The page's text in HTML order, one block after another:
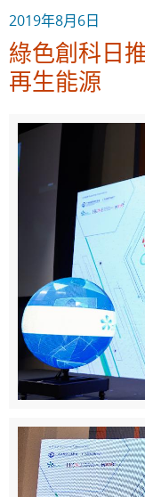
2019年8月6日
綠色創科日
再生能源